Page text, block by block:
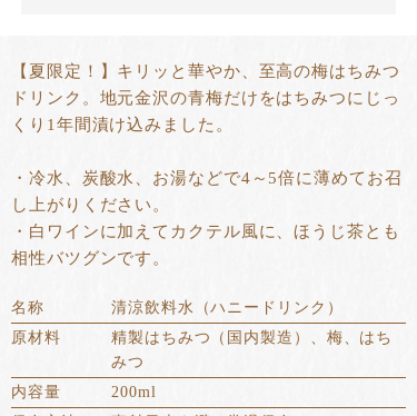
【夏限定！】キリッと華やか、至高の梅はちみつ
ドリンク。地元金沢の青梅だけをはちみつにじっ
くり1年間漬け込みました。
・冷水、炭酸水、お湯などで4～5倍に薄めてお召
し上がりください。
・白ワインに加えてカクテル風に、ほうじ茶とも
相性バツグンです。
名称
清涼飲料水（ハニードリンク）
原材料
精製はちみつ（国内製造）、梅、はち
みつ
内容量
200ml